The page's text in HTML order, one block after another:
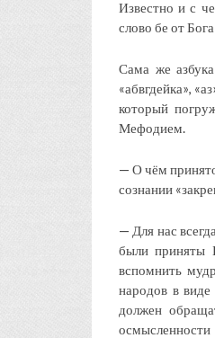
Известно и с
слово бе от
Сама же
«абвгдейка»,
который
Мефодием.
— О чём
сознании
— Для нас
были приняты
вспомнить
народов в
должен